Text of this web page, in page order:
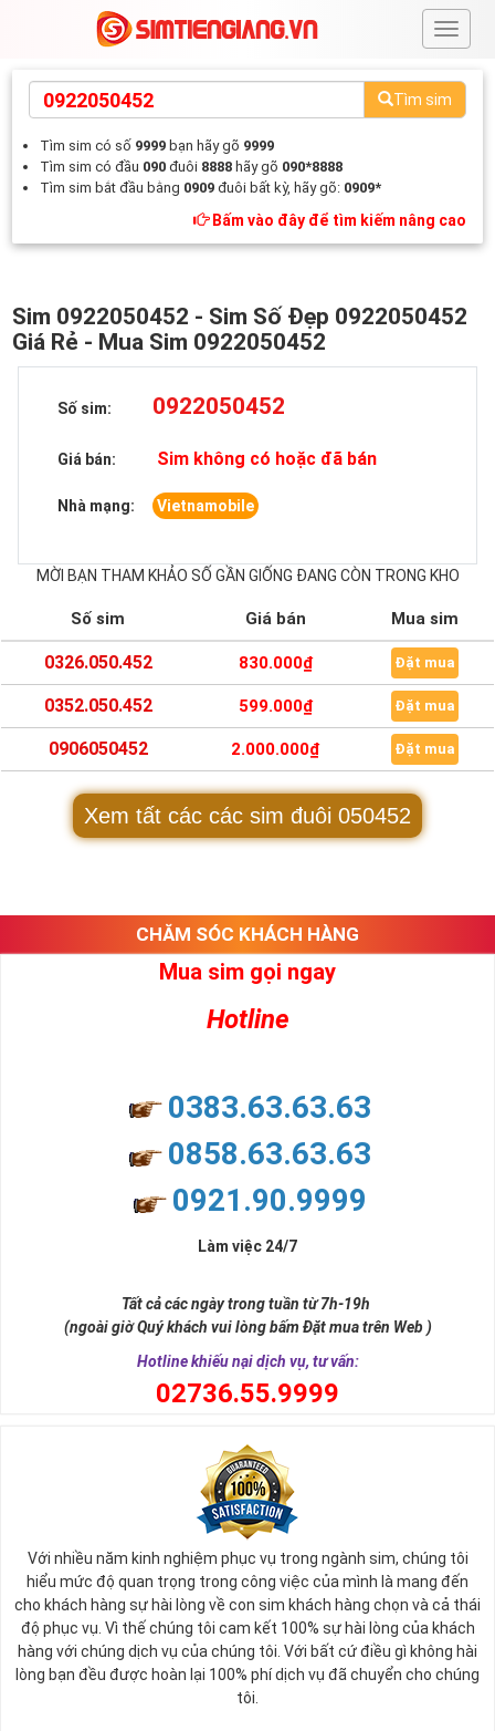
#
Tìm sim
Tìm sim có số 9999 bạn hãy gõ 9999
Tìm sim có đầu 090 đuôi 8888 hãy gõ 090*8888
Tìm sim bắt đầu bằng 0909 đuôi bất kỳ, hãy gõ: 0909*
Bấm vào đây để tìm kiếm nâng cao
Sim 0922050452 - Sim Số Đẹp 0922050452
Giá Rẻ - Mua Sim 0922050452
Số sim: 0922050452
Giá bán: Sim không có hoặc đã bán
Nhà mạng: Vietnamobile
MỜI BẠN THAM KHẢO SỐ GẦN GIỐNG ĐANG CÒN TRONG KHO
Số sim Giá bán Mua sim
0326.050.452 830.000₫ Đặt mua
0352.050.452 599.000₫ Đặt mua
0906050452 2.000.000₫ Đặt mua
Xem tất các các sim đuôi 050452
CHĂM SÓC KHÁCH HÀNG
Mua sim gọi ngay
Hotline
0383.63.63.63
0858.63.63.63
0921.90.9999
Làm việc 24/7
Tất cả các ngày trong tuần từ 7h-19h
(ngoài giờ Quý khách vui lòng bấm Đặt mua trên Web )
Hotline khiếu nại dịch vụ, tư vấn:
02736.55.9999
Với nhiều năm kinh nghiệm phục vụ trong ngành sim, chúng tôi
hiểu mức độ quan trọng trong công việc của mình là mang đến
cho khách hàng sự hài lòng về con sim khách hàng chọn và cả thái
độ phục vụ. Vì thế chúng tôi cam kết 100% sự hài lòng của khách
hàng với chúng dịch vụ của chúng tôi. Với bất cứ điều gì không hài
lòng bạn đều được hoàn lại 100% phí dịch vụ đã chuyển cho chúng
tôi.